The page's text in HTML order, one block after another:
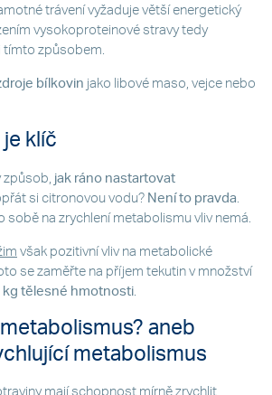
trávení vyžaduje větší energetický
vysokoproteinové stravy tedy
tímto způsobem.
bílkovin jako libové maso, vejce nebo
klíč
způsob, jak ráno nastartovat
si citronovou vodu? Není to pravda
sobě na zrychlení metabolismu vliv nemá.
však pozitivní vliv na metabolické
se zaměřte na příjem tekutin v množství
kg tělesné hmotnosti
aneb
metabolismus
mají schopnost mírně zrychlit